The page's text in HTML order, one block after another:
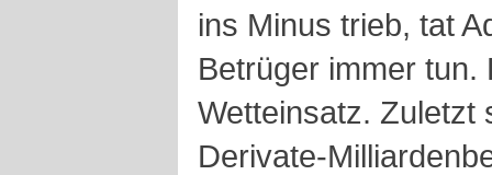
ins Minus trieb, tat
Betrüger immer tun.
Wetteinsatz. Zuletzt
Derivate-